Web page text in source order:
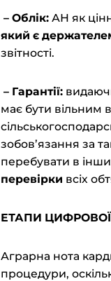
– Облік: АН як
який є
звітності.
– Гарантії:
має бути вільним
зобов’язання за
перебувати в
перевірки всіх
ЕТАПИ
Аграрна нота
процедури,